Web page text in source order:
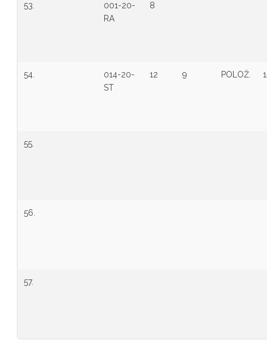
53.
001-20-
RA
8
54.
014-20-
ST
12 9 POLOŽ.
55.
56.
57.